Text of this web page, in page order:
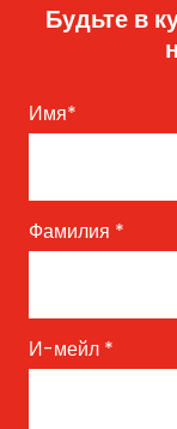
Будьте в
Имя*
Фамилия *
И-мейл *